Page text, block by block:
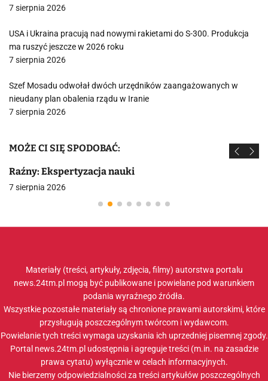
7 sierpnia 2026
USA i Ukraina pracują nad nowymi rakietami do S-300. Produkcja
ma ruszyć jeszcze w 2026 roku
7 sierpnia 2026
Szef Mosadu odwołał dwóch urzędników zaangażowanych w
nieudany plan obalenia rządu w Iranie
7 sierpnia 2026
MOŻE CI SIĘ SPODOBAĆ:
Raźny: Ekspertyzacja nauki
7 sierpnia 2026
Materiały (treści, artykuły, zdjęcia, filmy) autorstwa portalu
news.24tm.pl mogą być publikowane i powielane pod warunkiem
podania wyraźnego źródła.
Wszystkie pozostałe materiały są chronione prawami autorskimi, które
przysługują poszczególnym twórcom i wydawcom.
Powielanie tych treści wymaga uzyskania ich uprzedniej pisemnej zgody.
Portal news.24tm.pl udostępnia i agreguje treści (m.in. na zasadzie
prawa cytatu) wyłącznie w celach informacyjnych.
Nie bierzemy odpowiedzialności za treści artykułów poszczególnych